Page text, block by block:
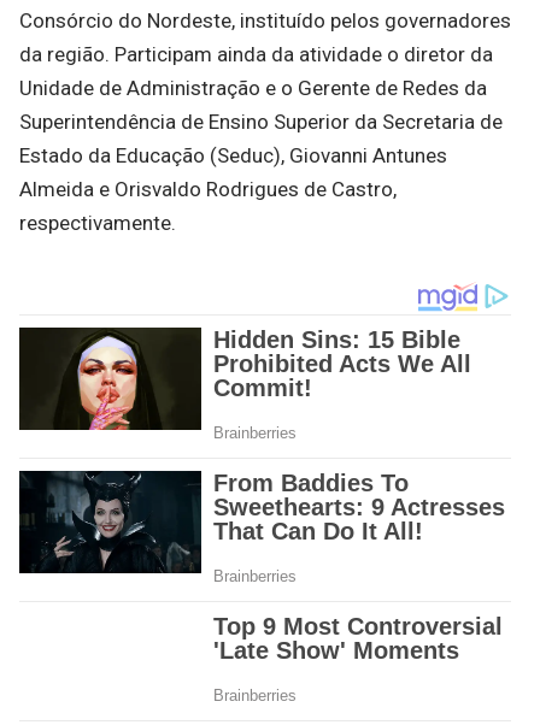
Consórcio do Nordeste, instituído pelos governadores
da região. Participam ainda da atividade o diretor da
Unidade de Administração e o Gerente de Redes da
Superintendência de Ensino Superior da Secretaria de
Estado da Educação (Seduc), Giovanni Antunes
Almeida e Orisvaldo Rodrigues de Castro,
respectivamente.